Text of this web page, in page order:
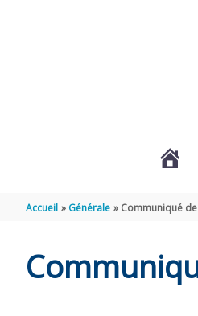
Accueil Générale Communiqué